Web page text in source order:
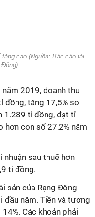
cao (Nguồn: Báo cáo tài
Đông)
2019, doanh thu
đồng, tăng 17,5% so
1.289 tỉ đồng, đạt tỉ
hơn con số 27,2% năm
sau thuế hơn
tỉ đồng.
sản của Rạng Đông
đầu năm. Tiền và tương
Các khoản phải